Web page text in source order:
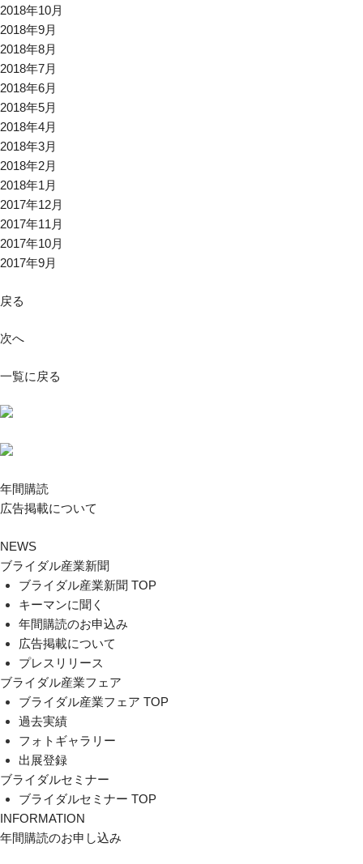
2018年10月
2018年9月
2018年8月
2018年7月
2018年6月
2018年5月
2018年4月
2018年3月
2018年2月
2018年1月
2017年12月
2017年11月
2017年10月
2017年9月
戻る
次へ
一覧に戻る
年間購読
広告掲載について
NEWS
ブライダル産業新聞
ブライダル産業新聞 TOP
キーマンに聞く
年間購読のお申込み
広告掲載について
プレスリリース
ブライダル産業フェア
ブライダル産業フェア TOP
過去実績
フォトギャラリー
出展登録
ブライダルセミナー
ブライダルセミナー TOP
INFORMATION
年間購読のお申し込み